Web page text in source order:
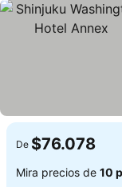
De $76.078
Mira precios de 10